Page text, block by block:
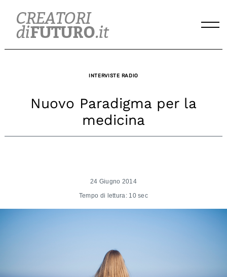
content
INTERVISTE RADIO
Nuovo Paradigma per la
medicina
24 Giugno 2014
Tempo di lettura: 10 sec